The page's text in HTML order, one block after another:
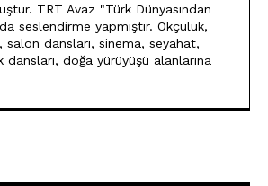
TRT Avaz "Türk Dünyasından
seslendirme yapmıştır. Okçuluk,
dansları, sinema, seyahat,
doğa yürüyüşü alanlarına